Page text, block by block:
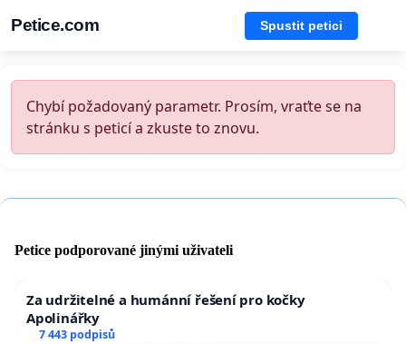
Petice.com Spustit petici
Chybí požadovaný parametr. Prosím, vraťte se na
stránku s peticí a zkuste to znovu.
Petice podporované jinými uživateli
Za udržitelné a humánní řešení pro kočky
Apolinářky
7 443 podpisů